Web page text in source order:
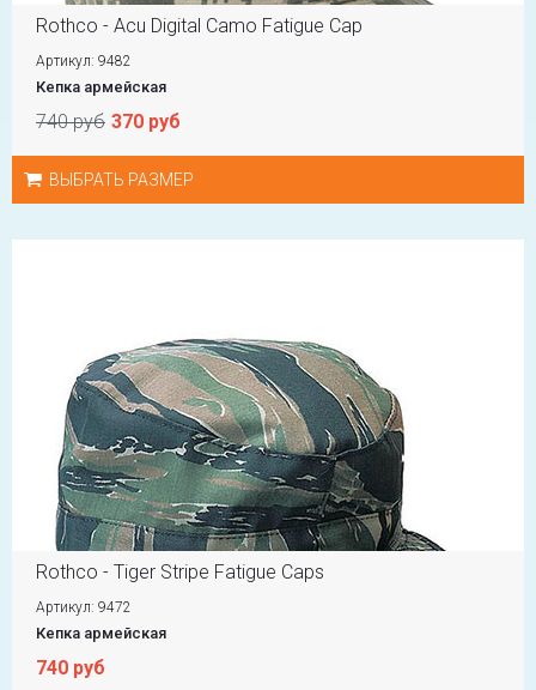
Rothco - Acu Digital Camo Fatigue Cap
Артикул: 9482
Кепка армейская
740 руб 370 руб
ВЫБРАТЬ РАЗМЕР
Rothco - Tiger Stripe Fatigue Caps
Артикул: 9472
Кепка армейская
740 руб